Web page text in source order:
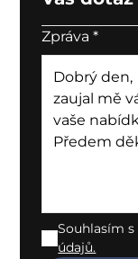
Zpráva*
Souhlasím s
údajů.